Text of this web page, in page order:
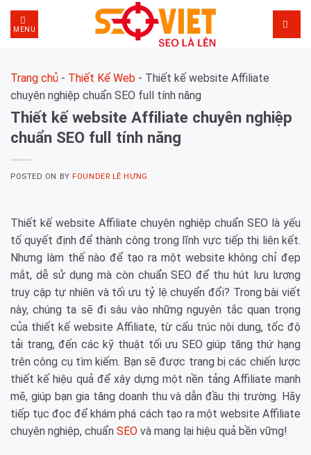
Skip
content
MENU
Trang chủ - Thiết Kế Web - Thiết kế website Affiliate
chuyên nghiệp chuẩn SEO full tính năng
Thiết kế website Affiliate chuyên nghiệp
chuẩn SEO full tính năng
POSTED ON BYFOUNDER LÊ HƯNG
Thiết kế website Affiliate chuyên nghiệp chuẩn SEO là yếu
tố quyết định để thành công trong lĩnh vực tiếp thị liên kết.
Nhưng làm thế nào để tạo ra một website không chỉ đẹp
mắt, dễ sử dụng mà còn chuẩn SEO để thu hút lưu lượng
truy cập tự nhiên và tối ưu tỷ lệ chuyển đổi? Trong bài viết
này, chúng ta sẽ đi sâu vào những nguyên tắc quan trọng
của thiết kế website Affiliate, từ cấu trúc nội dung, tốc độ
tải trang, đến các kỹ thuật tối ưu SEO giúp tăng thứ hạng
trên công cụ tìm kiếm. Bạn sẽ được trang bị các chiến lược
thiết kế hiệu quả để xây dựng một nền tảng Affiliate mạnh
mẽ, giúp bạn gia tăng doanh thu và dẫn đầu thị trường. Hãy
tiếp tục đọc để khám phá cách tạo ra một website Affiliate
chuyên nghiệp, chuẩn SEO và mang lại hiệu quả bền vững!